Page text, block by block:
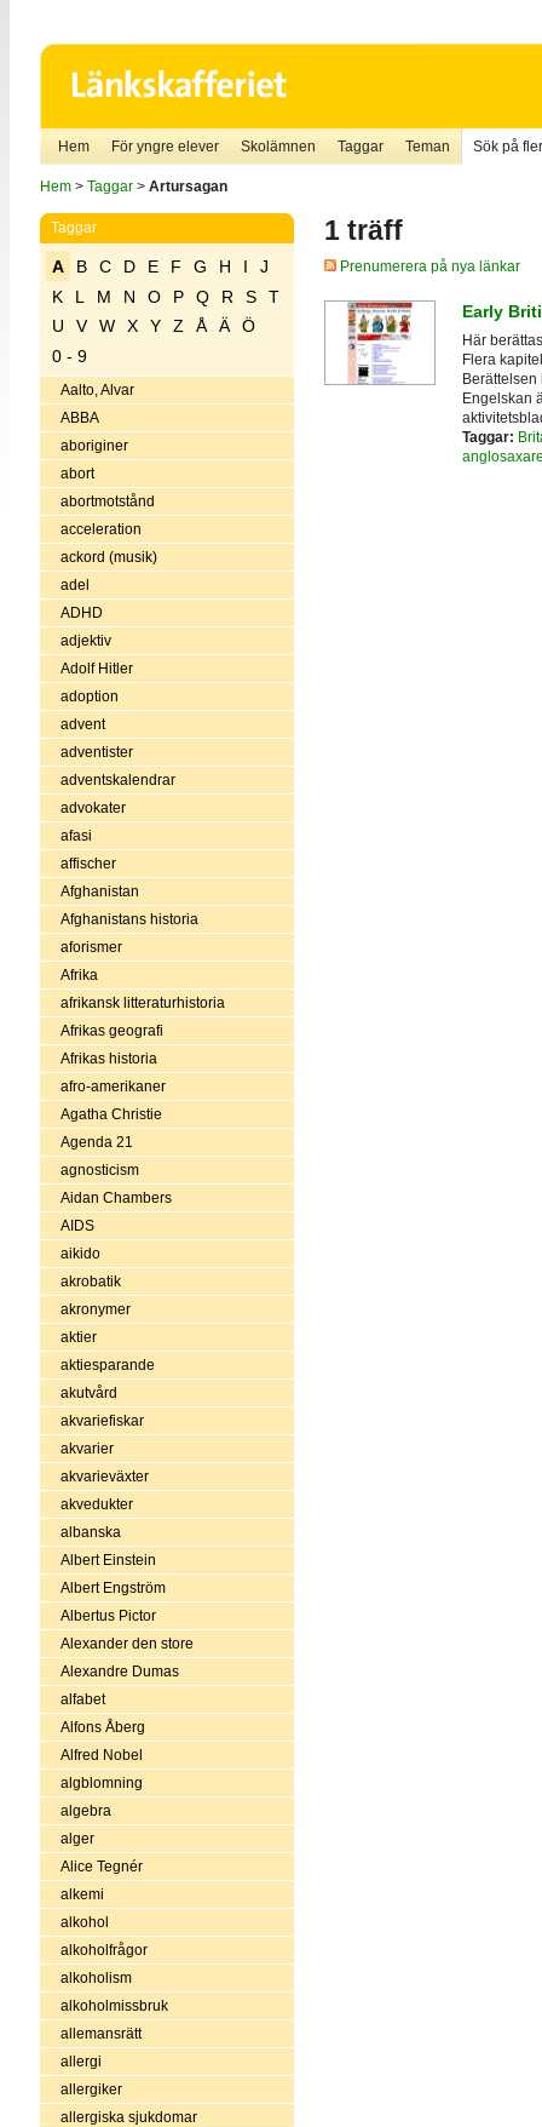
Hem För yngre elever Skolämnen Taggar Teman Sök på
Hem> Taggar> Artursagan
Taggar
A B C D E F G H I
J
K
L M N O P Q R S
T
U
V W X Y Z Å Ä
Ö
0 - 9
Aalto, Alvar
ABBA
aboriginer
abort
abortmotstånd
acceleration
ackord (musik)
adel
ADHD
adjektiv
Adolf Hitler
adoption
advent
adventister
adventskalendrar
advokater
afasi
affischer
Afghanistan
Afghanistans historia
aforismer
Afrika
afrikansk litteraturhistoria
Afrikas geografi
Afrikas historia
afro-amerikaner
Agatha Christie
Agenda 21
agnosticism
Aidan Chambers
AIDS
aikido
akrobatik
akronymer
aktier
aktiesparande
akutvård
akvariefiskar
akvarier
akvarieväxter
akvedukter
albanska
Albert Einstein
Albert Engström
Albertus Pictor
Alexander den store
Alexandre Dumas
alfabet
Alfons Åberg
Alfred Nobel
algblomning
algebra
alger
Alice Tegnér
alkemi
alkohol
alkoholfrågor
alkoholism
alkoholmissbruk
allemansrätt
allergi
allergiker
allergiska sjukdomar
1 träff
Prenumerera på nya länkar
Early
Här
Flera
Engelskan
Taggar: